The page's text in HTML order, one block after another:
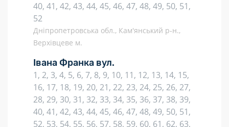
40, 41, 42, 43, 44, 45, 46, 47, 48, 49, 50, 51,
52
Дніпропетровська обл., Кам'янський р-н.,
Верхівцеве м.
Івана Франка вул.
1, 2, 3, 4, 5, 6, 7, 8, 9, 10, 11, 12, 13, 14, 15,
16, 17, 18, 19, 20, 21, 22, 23, 24, 25, 26, 27,
28, 29, 30, 31, 32, 33, 34, 35, 36, 37, 38, 39,
40, 41, 42, 43, 44, 45, 46, 47, 48, 49, 50, 51,
52, 53, 54, 55, 56, 57, 58, 59, 60, 61, 62, 63,